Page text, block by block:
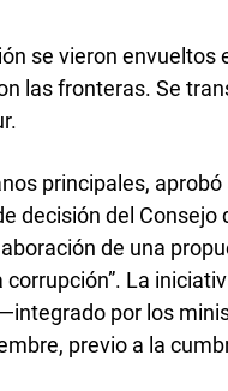
se vieron envueltos
las fronteras. Se
principales, aprobó
decisión del Consejo
de una
La
por los
previo a la